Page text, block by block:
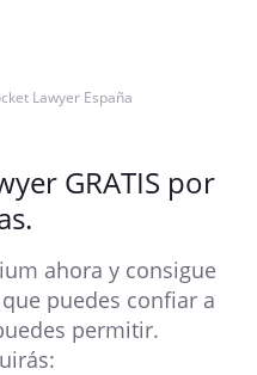
Lawyer España
GRATIS por
ahora y consigue
puedes confiar a
permitir.